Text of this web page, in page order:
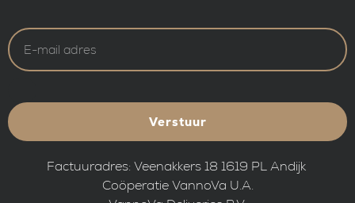
Verstuur
Factuuradres: Veenakkers 18 1619 PL Andijk
Coöperatie VannoVa U.A.